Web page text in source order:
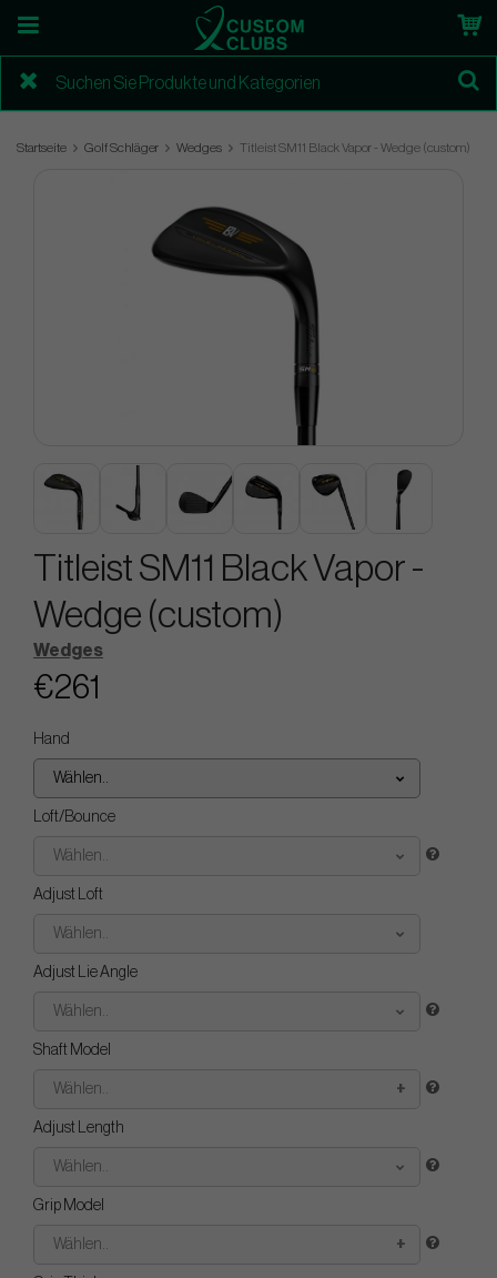
Startseite Golf Schläger Wedges Titleist SM11 Black Vapor - Wedge (custom)
Titleist SM11 Black Vapor -
Wedge (custom)
Wedges
€261
Hand
Wählen..
Loft/Bounce
Wählen..
Adjust Loft
Wählen..
Adjust Lie Angle
Wählen..
Shaft Model
Wählen..
Adjust Length
Wählen..
Grip Model
Wählen..